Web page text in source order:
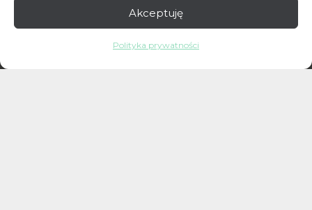
Akceptuję
Polityka prywatności
kontakt.hthclinic@gmail.com
Polityka prywatności